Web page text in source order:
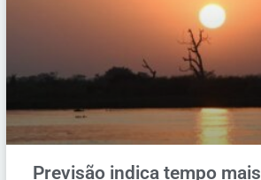
Previsão indica tempo mais